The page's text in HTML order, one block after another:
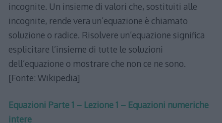
incognite. Un insieme di valori che, sostituiti alle
incognite, rende vera un’equazione è chiamato
soluzione o radice. Risolvere un’equazione significa
esplicitare l’insieme di tutte le soluzioni
dell’equazione o mostrare che non ce ne sono.
[Fonte: Wikipedia]
Equazioni Parte 1 – Lezione 1 – Equazioni numeriche
intere